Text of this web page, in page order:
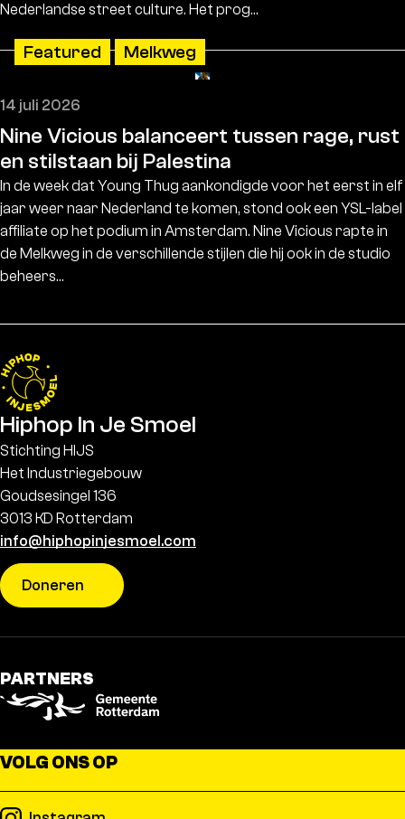
Nederlandse street culture. Het prog…
14 juli 2026
Featured Melkweg
Nine Vicious balanceert tussen rage, rust
en stilstaan bij Palestina
In de week dat Young Thug aankondigde voor het eerst in elf
jaar weer naar Nederland te komen, stond ook een YSL-label
affiliate op het podium in Amsterdam. Nine Vicious rapte in
de Melkweg in de verschillende stijlen die hij ook in de studio
beheers…
Hiphop In Je Smoel
Stichting HIJS
Het Industriegebouw
Goudsesingel 136
3013 KD Rotterdam
info@hiphopinjesmoel.com
Doneren
PARTNERS
VOLG ONS OP